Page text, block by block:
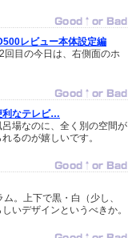
レビュー本体設定編
回目の今日は、右側面のホ
利なテレビ…
場なのに、全く別の空間が
るのが嬉しいです。
。上下で黒・白（少し、
いデザインというべきか。